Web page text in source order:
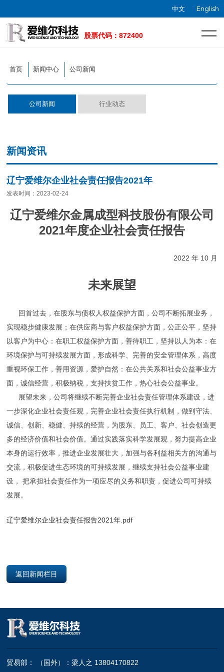
中文 English
首页 新闻中心 公司新闻
新闻资讯
辽宁爱维尔企业社会责任报告2021年
发表时间：2023-02-24
辽宁爱维尔金属成型科技股份有限公司
2021年度企业社会责任报告
2022 年 10 月
未来展望
回首过去，在股东与债权人权益保护方面，公司不断拓展业务，
实现稳步健康发展；在供应商与客户权益保护方面，公正公平，坚持
以客户为中心：在职工权益保护方面，善待职工，坚持以人为本：在
环境保护与可持续发展方面，形成科学、完善的安全管理体系，高度
重视环保工作，善用资源，爱护自然：在公共关系和社会公益事业方
面，诚信经营，积极纳税，支持扶贫工作，热心社会公益事业。
展望未来，公司将继续不断完善企业社会责任管理体系建设，进
一步深化企业社会责任观，完善企业社会责任执行机制，做到守法、
诚信、创新、稳健、持续的经营，为股东、员工、客户、社会创造更
多的经济价值和社会价值。通过实践落实科学发展观，努力提高企业
本身的运行效率，推进企业发展壮大，加强与各利益相关方的沟通与
交流，积极促进生态环境的可持续发展，继续支持社会公益事业建
设， 把承担社会责任作为一项应尽的义务和职责，促进公司可持续
发展。
辽宁爱维尔企业社会责任报告2021年.pdf
返回新闻栏目
公司新闻 行业动态
贸易部： （国外）：梁人之 13804170822